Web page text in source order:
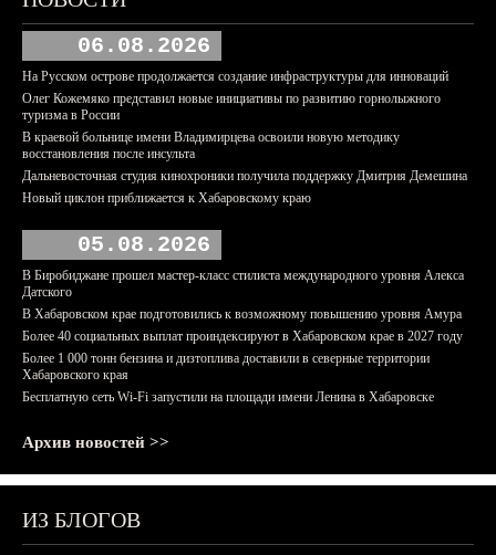
06.08.2026
На Русском острове продолжается создание инфраструктуры для инноваций
Олег Кожемяко представил новые инициативы по развитию горнолыжного
туризма в России
В краевой больнице имени Владимирцева освоили новую методику
восстановления после инсульта
Дальневосточная студия кинохроники получила поддержку Дмитрия Демешина
Новый циклон приближается к Хабаровскому краю
05.08.2026
В Биробиджане прошел мастер-класс стилиста международного уровня Алекса
Датского
В Хабаровском крае подготовились к возможному повышению уровня Амура
Более 40 социальных выплат проиндексируют в Хабаровском крае в 2027 году
Более 1 000 тонн бензина и дизтоплива доставили в северные территории
Хабаровского края
Бесплатную сеть Wi-Fi запустили на площади имени Ленина в Хабаровске
Архив новостей >>
ИЗ БЛОГОВ